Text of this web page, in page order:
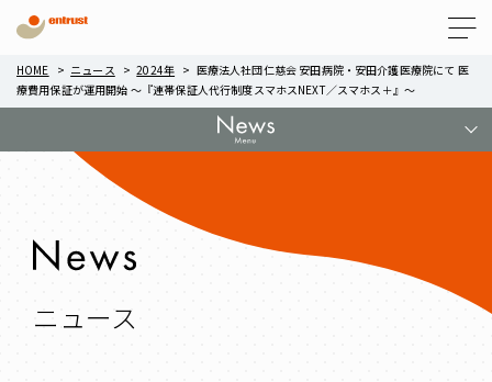
HOME ニュース 2024年
医療法人社団仁慈会 安田病院・安田介護医療院にて 医
療費用保証が運用開始 ～『連帯保証人代行制度スマホスNEXT／スマホス＋』～
ニュース